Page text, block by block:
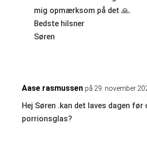
mig opmærksom på det 🙏.
Bedste hilsner
Søren
Aase rasmussen på 29. november
Hej Søren .kan det laves dagen
porrionsglas?